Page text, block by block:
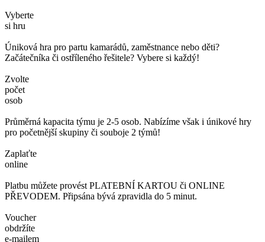
Vyberte
si hru
Úniková hra pro partu kamarádů, zaměstnance nebo děti?
Začátečníka či ostříleného řešitele? Vybere si každý!
Zvolte
počet
osob
Průměrná kapacita týmu je 2-5 osob. Nabízíme však i únikové hry
pro početnější skupiny či souboje 2 týmů!
Zaplaťte
online
Platbu můžete provést PLATEBNÍ KARTOU či ONLINE
PŘEVODEM. Připsána bývá zpravidla do 5 minut.
Voucher
obdržíte
e-mailem